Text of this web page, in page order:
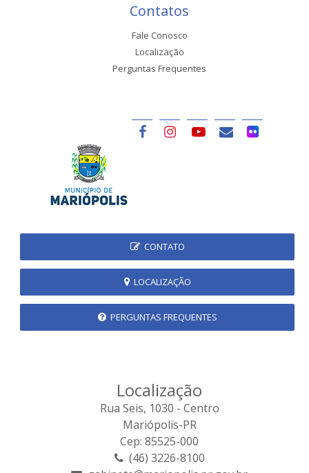
Contatos
Fale Conosco
Localização
Perguntas Frequentes
CONTATO
LOCALIZAÇÃO
PERGUNTAS FREQUENTES
Localização
Rua Seis, 1030 - Centro
Mariópolis-PR
Cep: 85525-000
(46) 3226-8100